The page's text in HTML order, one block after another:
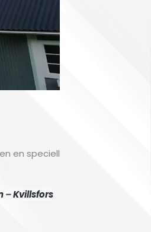
en speciell
–Kvillsfors